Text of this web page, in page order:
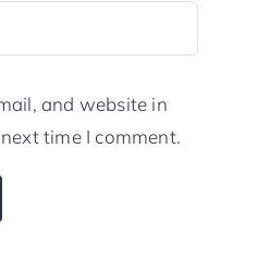
and website in
time I comment.